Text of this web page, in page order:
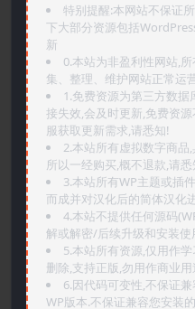
特别提醒:本网站不保证
下大部分资源包括
新
0.本站为非盈利性网站,
集、整理、维护网站正常运
1.免费资源为第三方数
接失效,会及时更新,免费资
服获取更新需求,请悉知!
2.本站所有虚拟数字商品
所以一经购买,概不退款,请悉
3.本站所有WP主题或插
而成并对汉化后的简体汉化
4.本站不提供任何源码
解或解密/后续升级和安装使
5.本站所有资源,仅用作
删除,支持正版,勿用作商业用
6.因代码可变性,不保证
WP版本.不保证兼容您安装